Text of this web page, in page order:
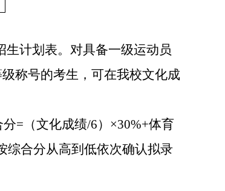
计划表。对具备一级运动员
称号的考生，可在我校文化成
分= （文化成绩/6） ×30%+体育
综合分从高到低依次确认拟录